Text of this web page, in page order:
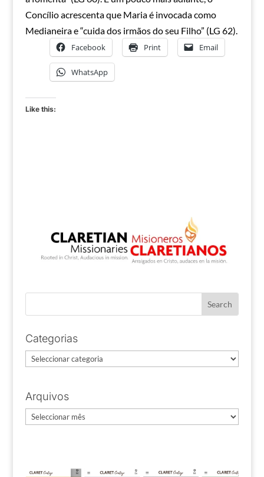
Concílio acrescenta que Maria é invocada como
Medianeira e “cuida dos irmãos do seu Filho” (LG 62).
Facebook Print Email
WhatsApp
Like this:
Categorias
Categorias
Arquivos
Arquivos